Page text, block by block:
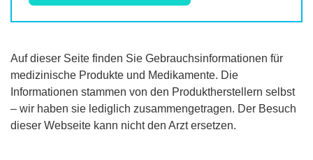
Auf dieser Seite finden Sie Gebrauchsinformationen für
medizinische Produkte und Medikamente. Die
Informationen stammen von den Produktherstellern selbst
– wir haben sie lediglich zusammengetragen. Der Besuch
dieser Webseite kann nicht den Arzt ersetzen.